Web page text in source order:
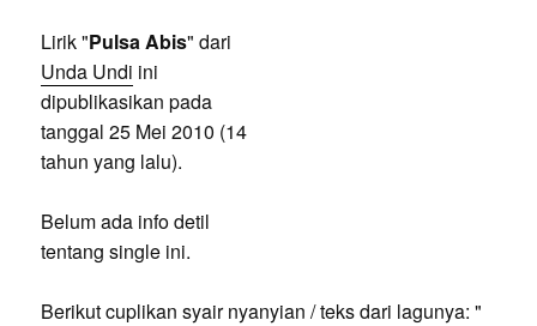
Lirik "Pulsa Abis" dari
Unda Undi ini
dipublikasikan pada
tanggal 25 Mei 2010 (14
tahun yang lalu).
Belum ada info detil
tentang single ini.
Berikut cuplikan syair nyanyian / teks dari lagunya: "